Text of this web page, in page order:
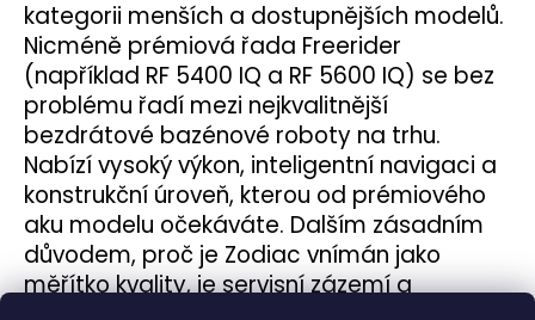
kategorii menších a dostupnějších modelů.
Nicméně prémiová řada Freerider
(například RF 5400 IQ a RF 5600 IQ) se bez
problému řadí mezi nejkvalitnější
bezdrátové bazénové roboty na trhu.
Nabízí vysoký výkon, inteligentní navigaci a
konstrukční úroveň, kterou od prémiového
aku modelu očekáváte. Dalším zásadním
důvodem, proč je Zodiac vnímán jako
měřítko kvality, je servisní zázemí a